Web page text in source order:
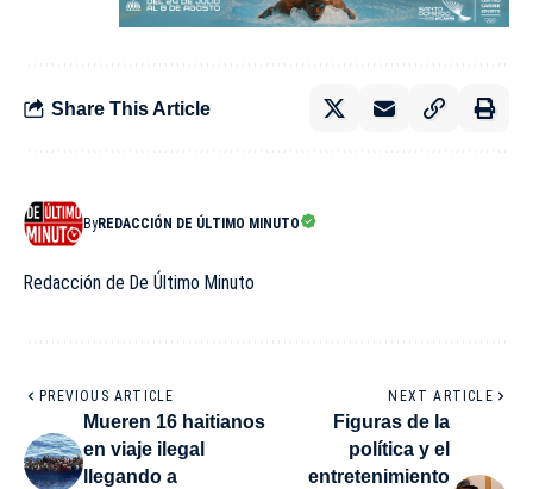
Share This Article
ByREDACCIÓN DE ÚLTIMO MINUTO
Redacción de De Último Minuto
PREVIOUS ARTICLE
Mueren 16 haitianos
en viaje ilegal
llegando a
NEXT ARTICLE
Figuras de la
política y el
entretenimiento